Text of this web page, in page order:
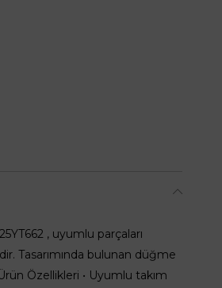
, uyumlu parçaları
Tasarımında bulunan düğme
Özellikleri • Uyumlu takım